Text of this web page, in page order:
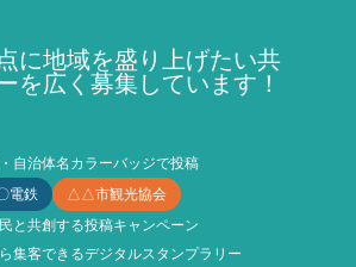
に地域を盛り上げたい共
を広く募集しています！
自治体名カラーバッジで投稿
電鉄
△△市観光協会
と共創する投稿キャンペーン
集客できるデジタルスタンプラリー